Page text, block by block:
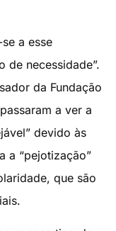
a esse
de necessidade”.
da Fundação
a ver a
devido às
a “pejotização”
que são